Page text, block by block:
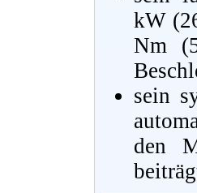
kW
Nm
sein
den